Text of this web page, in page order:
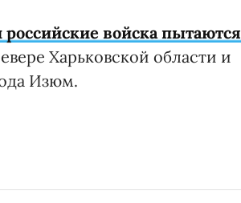
войска пытаются
Харьковской области и
Изюм.